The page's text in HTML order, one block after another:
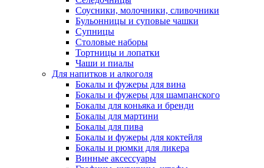
Соусники, молочники, сливочники
Бульонницы и суповые чашки
Супницы
Столовые наборы
Тортницы и лопатки
Чаши и пиалы
Для напитков и алкоголя
Бокалы и фужеры для вина
Бокалы и фужеры для шампанского
Бокалы для коньяка и бренди
Бокалы для мартини
Бокалы для пива
Бокалы и фужеры для коктейля
Бокалы и рюмки для ликера
Винные аксессуары